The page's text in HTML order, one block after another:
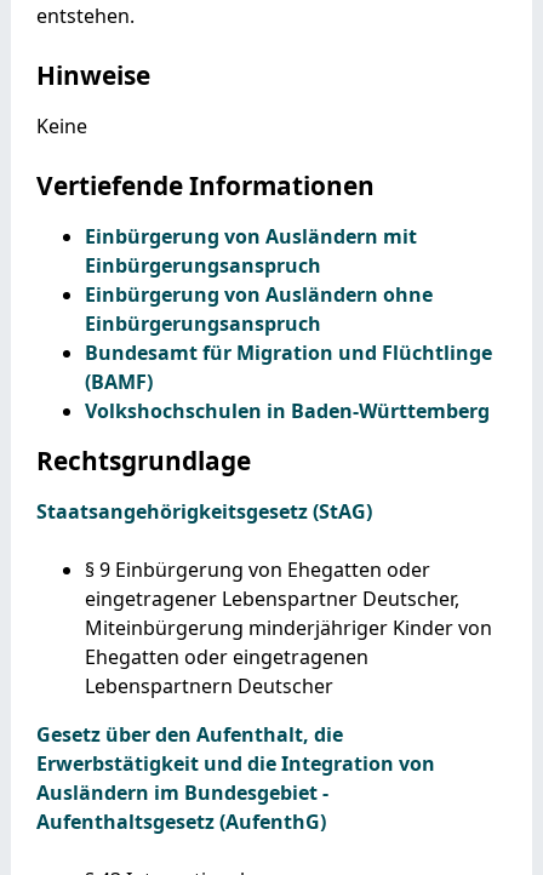
entstehen.
Hinweise
Keine
Vertiefende Informationen
Einbürgerung von Ausländern mit
Einbürgerungsanspruch
Einbürgerung von Ausländern ohne
Einbürgerungsanspruch
Bundesamt für Migration und Flüchtlinge
(BAMF)
Volkshochschulen in Baden-Württemberg
Rechtsgrundlage
Staatsangehörigkeitsgesetz (StAG)
§ 9 Einbürgerung von Ehegatten oder
eingetragener Lebenspartner Deutscher,
Miteinbürgerung minderjähriger Kinder von
Ehegatten oder eingetragenen
Lebenspartnern Deutscher
Gesetz über den Aufenthalt, die
Erwerbstätigkeit und die Integration von
Ausländern im Bundesgebiet -
Aufenthaltsgesetz (AufenthG)